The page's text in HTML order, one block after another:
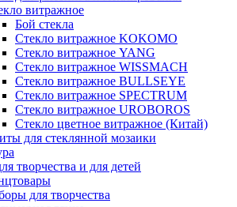
витражное
Бой стекла
Стекло витражное KOKOMO
Стекло витражное YANG
Стекло витражное WISSMACH
Стекло витражное BULLSEYE
Стекло витражное SPECTRUM
Стекло витражное UROBOROS
Стекло цветное витражное (Китай)
для стеклянной мозаики
творчества и для детей
для творчества